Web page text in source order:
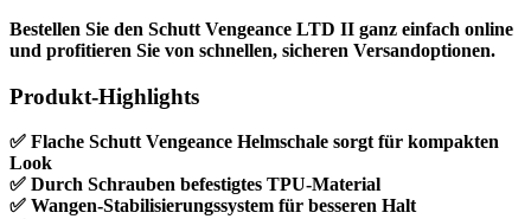
Bestellen Sie den Schutt Vengeance LTD II ganz einfach online
und profitieren Sie von schnellen, sicheren Versandoptionen.
Produkt-Highlights
✅ Flache Schutt Vengeance Helmschale sorgt für kompakten
Look
✅ Durch Schrauben befestigtes TPU-Material
✅ Wangen-Stabilisierungssystem für besseren Halt